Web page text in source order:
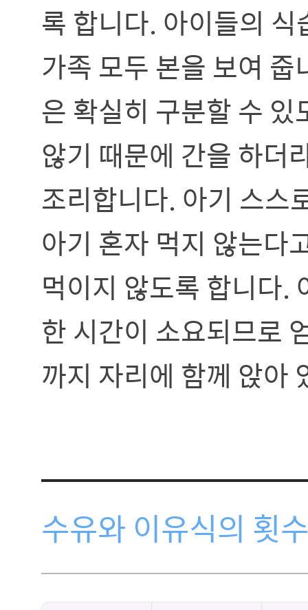
록 합니다. 아이들의
가족 모두 본을 보여
은 확실히 구분할 수
않기 때문에 간을 하더
조리합니다. 아기 스스
아기 혼자 먹지 않는다
먹이지 않도록 합니다.
한 시간이 소요되므로
까지 자리에 함께 앉아
수유와 이유식의 횟